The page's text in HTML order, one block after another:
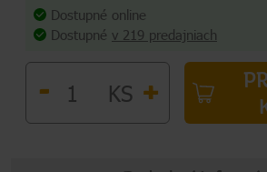
Dostupné online
Dostupné v 219 predajniach
- KS +